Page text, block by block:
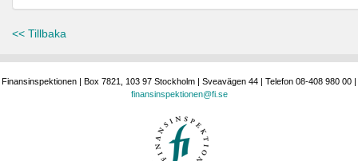
<< Tillbaka
Finansinspektionen | Box 7821, 103 97 Stockholm | Sveavägen 44 | Telefon 08-408 980 00 |
finansinspektionen@fi.se